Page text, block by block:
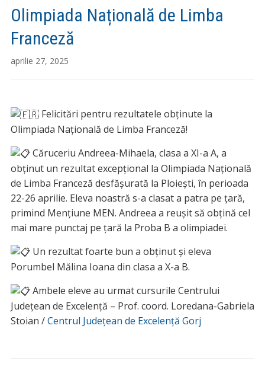
Olimpiada Națională de Limba
Franceză
aprilie 27, 2025
Felicitări pentru rezultatele obținute la
Olimpiada Națională de Limba Franceză!
Căruceriu Andreea-Mihaela, clasa a XI-a A, a
obținut un rezultat excepțional la Olimpiada Națională
de Limba Franceză desfășurată la Ploiești, în perioada
22-26 aprilie. Eleva noastră s-a clasat a patra pe țară,
primind Mențiune MEN. Andreea a reușit să obțină cel
mai mare punctaj pe țară la Proba B a olimpiadei.
Un rezultat foarte bun a obținut și eleva
Porumbel Mălina Ioana din clasa a X-a B.
Ambele eleve au urmat cursurile Centrului
Județean de Excelență – Prof. coord. Loredana-Gabriela
Stoian /Centrul Județean de Excelență Gorj